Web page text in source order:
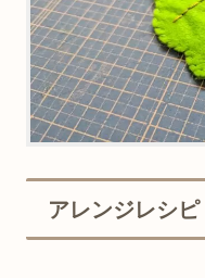
アレンジレシピ